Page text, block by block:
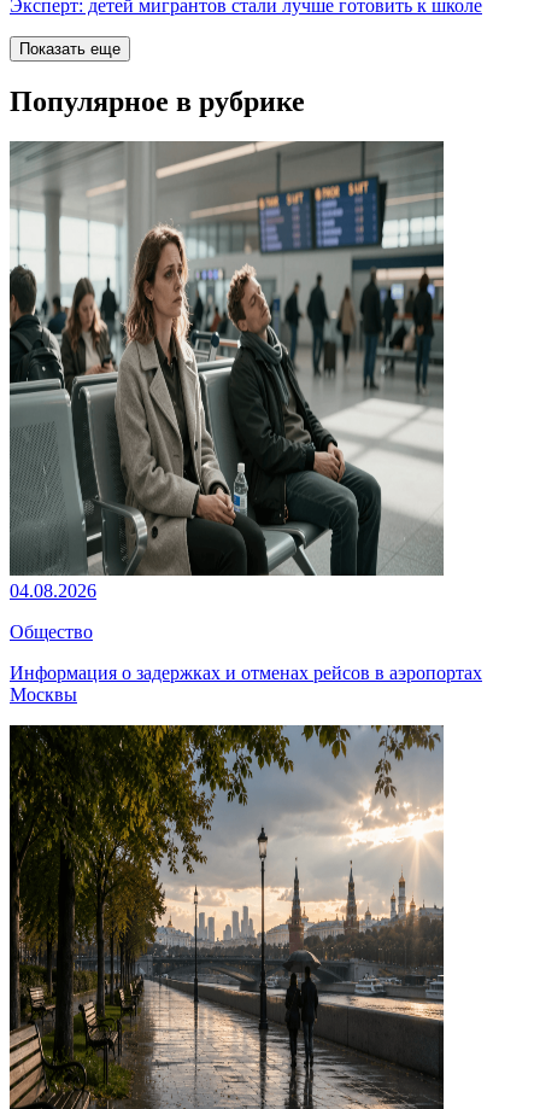
Эксперт: детей мигрантов стали лучше готовить к школе
Показать еще
Популярное в рубрике
04.08.2026
Общество
Информация о задержках и отменах рейсов в аэропортах
Москвы